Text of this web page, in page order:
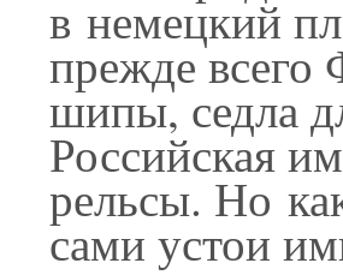
в немецкий
прежде всего
шипы, седла
Российская
рельсы. Но
сами устои